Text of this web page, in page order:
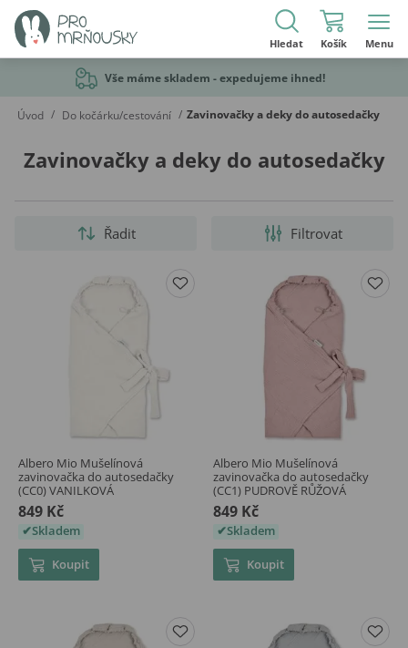
Hledat Košík Menu
Vše máme skladem - expedujeme ihned!
Úvod / Do kočárku/cestování / Zavinovačky a deky do autosedačky
Zavinovačky a deky do autosedačky
Filtrovat
Řadit
Albero Mio Mušelínová
zavinovačka do autosedačky
(CC0) VANILKOVÁ
849 Kč
Skladem
Koupit
Albero Mio Mušelínová
zavinovačka do autosedačky
(CC1) PUDROVĚ RŮŽOVÁ
849 Kč
Skladem
Koupit